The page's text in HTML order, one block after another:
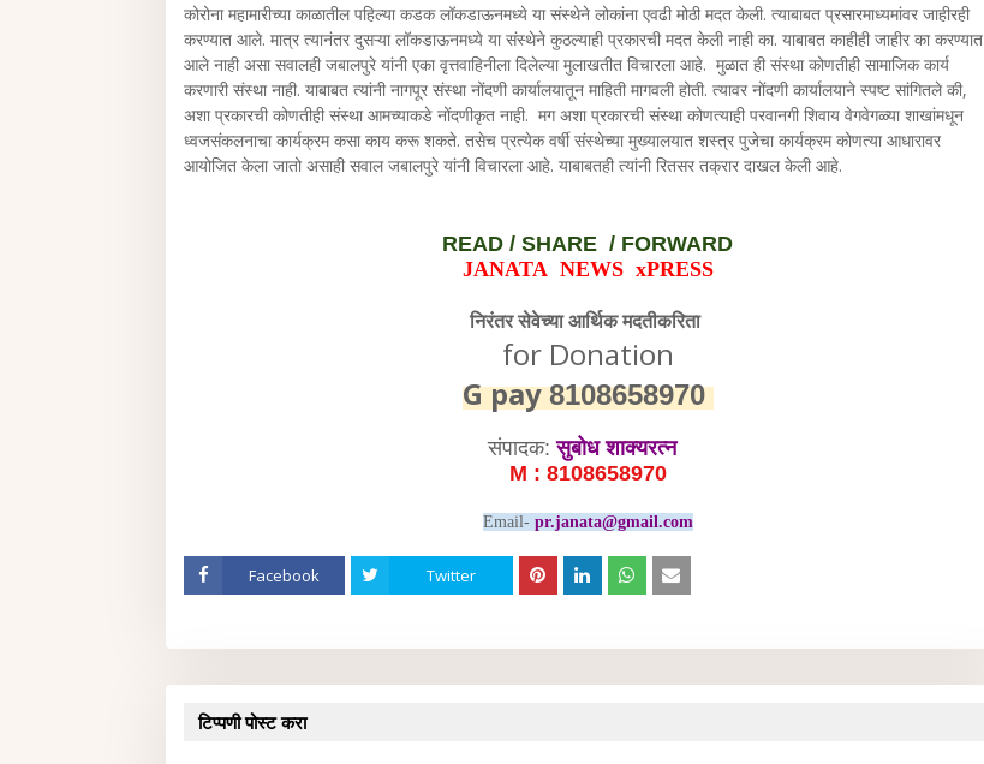
कोरोना महामारीच्या काळातील पहिल्या कडक लॉकडाऊनमध्ये या संस्थेने लोकांना एवढी मोठी मदत केली. त्याबाबत प्रसारमाध्यमांवर जाहीरही
करण्यात आले. मात्र त्यानंतर दुसऱ्या लॉकडाऊनमध्ये या संस्थेने कुठल्याही प्रकारची मदत केली नाही का. याबाबत काहीही जाहीर का करण्यात
आले नाही असा सवालही जबालपुरे यांनी एका वृत्तवाहिनीला दिलेल्या मुलाखतीत विचारला आहे. मुळात ही संस्था कोणतीही सामाजिक कार्य
करणारी संस्था नाही. याबाबत त्यांनी नागपूर संस्था नोंदणी कार्यालयातून माहिती मागवली होती. त्यावर नोंदणी कार्यालयाने स्पष्ट सांगितले की,
अशा प्रकारची कोणतीही संस्था आमच्याकडे नोंदणीकृत नाही. मग अशा प्रकारची संस्था कोणत्याही परवानगी शिवाय वेगवेगळ्या शाखांमधून
ध्वजसंकलनाचा कार्यक्रम कसा काय करू शकते. तसेच प्रत्येक वर्षी संस्थेच्या मुख्यालयात शस्त्र पुजेचा कार्यक्रम कोणत्या आधारावर
आयोजित केला जातो असाही सवाल जबालपुरे यांनी विचारला आहे. याबाबतही त्यांनी रितसर तक्रार दाखल केली आहे.
READ / SHARE / FORWARD
JANATA NEWS xPRESS
निरंतर सेवेच्या आर्थिक मदतीकरिता
for Donation
G pay8108658970
संपादक:सुबोध शाक्यरत्न
M : 8108658970
Email- pr.janata@gmail.com
Facebook Twitter
टिप्पणी पोस्ट करा